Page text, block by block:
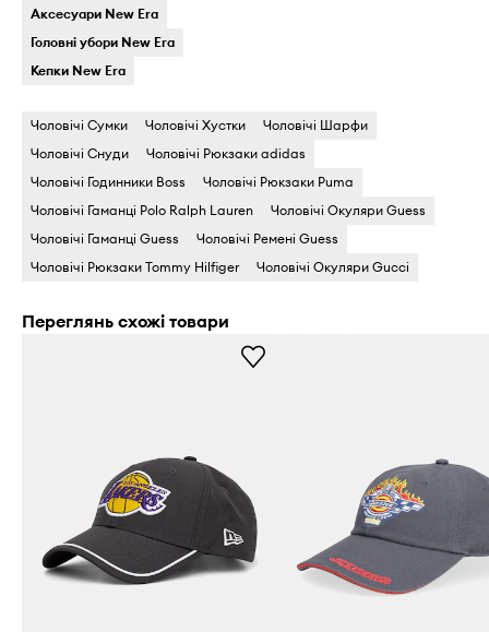
Аксесуари New Era
Головні убори New Era
Кепки New Era
Чоловічі Сумки Чоловічі Хустки
Чоловічі Шарфи
Чоловічі Снуди
Чоловічі Рюкзаки adidas
Чоловічі Годинники Boss
Чоловічі Рюкзаки Puma
Чоловічі Гаманці Polo Ralph Lauren
Чоловічі Окуляри Guess
Чоловічі Гаманці Guess
Чоловічі Ремені Guess
Чоловічі Рюкзаки Tommy Hilfiger
Чоловічі Окуляри Gucci
Переглянь схожі товари